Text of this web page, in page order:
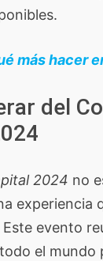
más hacer
del
2024 no
experiencia
evento
el mundo